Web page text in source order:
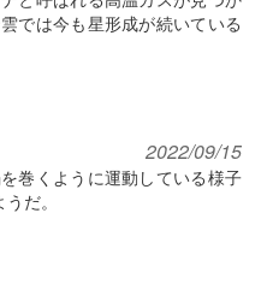
では今も星形成が続いている
2022/09/15
巻くように運動している様子
だ。